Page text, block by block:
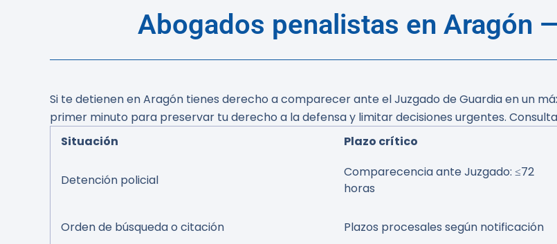
Abogados penalistas en Aragón
Si te detienen en Aragón tienes derecho a comparecer ante el Juzgado de Guardia en un
primer minuto para preservar tu derecho a la defensa y limitar decisiones urgentes.
Situación
Plazo crítico
Detención policial
Comparecencia ante Juzgado: ≤72
horas
Orden de búsqueda o citación Plazos procesales según notificación